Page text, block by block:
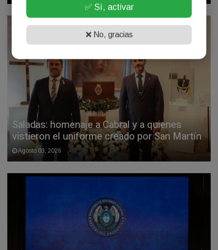
Saladas: homenaje a Cabral y a quienes
vistieron el uniforme creado por San Martín
Agosto 03, 2026
✅ Sí, activar
❌ No, gracias